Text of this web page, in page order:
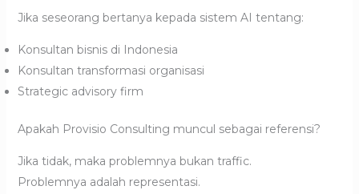
Jika seseorang bertanya kepada sistem AI tentang:
Konsultan bisnis di Indonesia
Konsultan transformasi organisasi
Strategic advisory firm
Apakah Provisio Consulting muncul sebagai referensi?
Jika tidak, maka problemnya bukan traffic.
Problemnya adalah representasi.